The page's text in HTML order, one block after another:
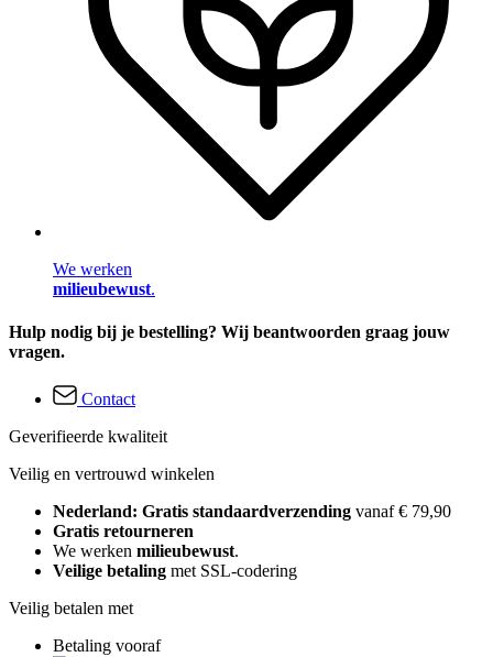
We werken
milieubewust.
Hulp nodig bij je bestelling? Wij beantwoorden graag jouw
vragen.
Contact
Geverifieerde kwaliteit
Veilig en vertrouwd winkelen
Nederland: Gratis standaardverzending vanaf € 79,90
Gratis retourneren
We werken milieubewust.
Veilige betaling met SSL-codering
Veilig betalen met
Betaling vooraf